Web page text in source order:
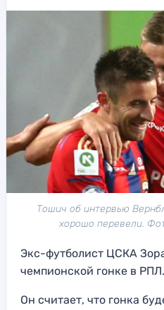
Тошич об интервью
хорошо перевели.
Экс-футболист ЦСКА
чемпионской гонке в РПЛ.
Он считает, что гонка